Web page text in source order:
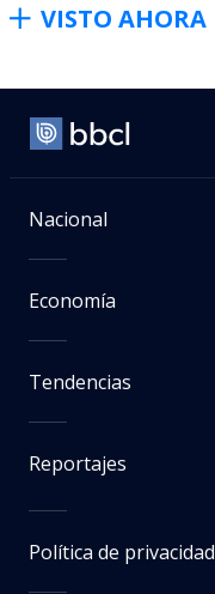
VISTO AHORA
Nacional
Economía
Tendencias
Reportajes
Política de privacidad